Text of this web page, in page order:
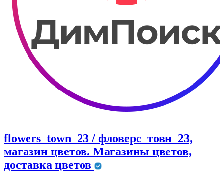
flowers_town_23 / фловерс_товн_23,
магазин цветов. Магазины цветов,
доставка цветов